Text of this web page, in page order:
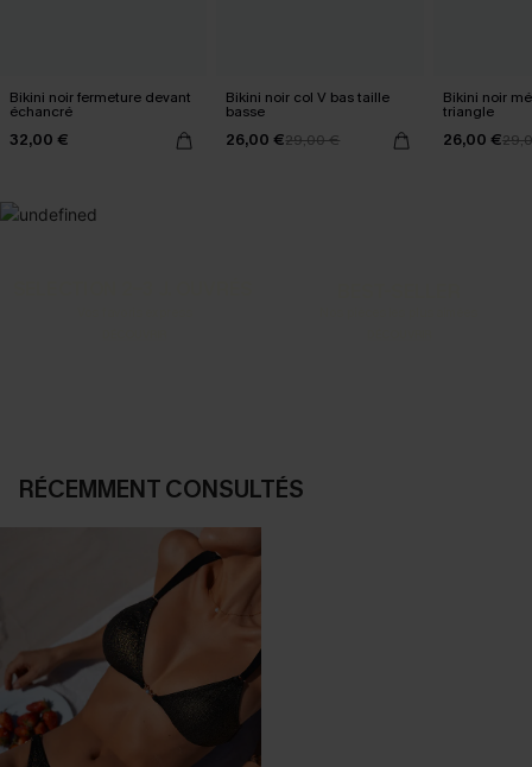
Bikini noir fermeture devant
échancré
32,00 €
Bikini noir col V bas taille
basse
26,00 €29,00 €
Bikini noir
triangle
26,00 €
RÉCEMMENT CONSULTÉS